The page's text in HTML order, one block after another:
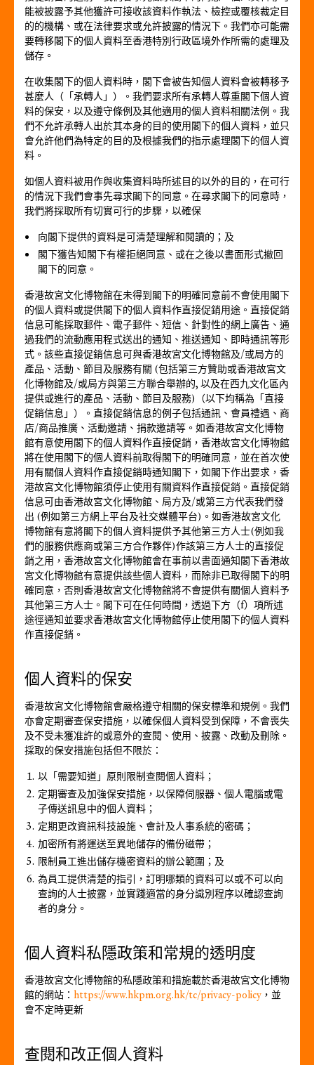
能被披露予其他獲許可接收該資料作執法、檢控或覆核裁定目
的的機構、或在法律要求或允許披露的情況下。我們亦可能需
要轉移閣下的個人資料至香港特別行政區境外作所需的處理及
儲存。
在收集閣下的個人資料時，閣下會被告知個人資料會被轉移予
甚麼人（「承轉人」）。我們要求所有承轉人尊重閣下個人資
料的保安，以及遵守條例及其他適用的個人資料相關法例。我
們不允許承轉人出於其本身的目的使用閣下的個人資料，並只
會允許他們為特定的目的及根據我們的指示處理閣下的個人資
料。
如個人資料被用作與收集資料時所述目的以外的目的，在可行
的情況下我們會事先尋求閣下的同意。在尋求閣下的同意時，
我們將採取所有切實可行的步驟，以確保
向閣下提供的資料是可清楚理解和閱讀的；及
閣下獲告知閣下有權拒絕同意、或在之後以書面形式撤回
閣下的同意。
香港故宮文化博物館在未得到閣下的明確同意前不會使用閣下
的個人資料或提供閣下的個人資料作直接促銷用途。直接促銷
信息可能採取郵件、電子郵件、短信、針對性的網上廣告、通
過我們的流動應用程式送出的通知、推送通知、即時通訊等形
式。該些直接促銷信息可與香港故宮文化博物館及/或局方的
產品、活動、節目及服務有關 (包括第三方贊助或香港故宮文
化博物館及/或局方與第三方聯合舉辦的, 以及在西九文化區內
提供或進行的產品、活動、節目及服務)（以下均稱為「直接
促銷信息」）。直接促銷信息的例子包括通訊、會員禮遇、商
店/商品推廣、活動邀請、捐款邀請等。如香港故宮文化博物
館有意使用閣下的個人資料作直接促銷，香港故宮文化博物館
將在使用閣下的個人資料前取得閣下的明確同意，並在首次使
用有關個人資料作直接促銷時通知閣下，如閣下作出要求，香
港故宮文化博物館須停止使用有關資料作直接促銷。直接促銷
信息可由香港故宮文化博物館、局方及/或第三方代表我們發
出 (例如第三方網上平台及社交媒體平台)。如香港故宮文化
博物館有意將閣下的個人資料提供予其他第三方人士(例如我
們的服務供應商或第三方合作夥伴)作該第三方人士的直接促
銷之用，香港故宮文化博物館會在事前以書面通知閣下香港故
宮文化博物館有意提供該些個人資料，而除非已取得閣下的明
確同意，否則香港故宮文化博物館將不會提供有關個人資料予
其他第三方人士。閣下可在任何時間，透過下方（f）項所述
途徑通知並要求香港故宮文化博物館停止使用閣下的個人資料
作直接促銷。
個人資料的保安
香港故宮文化博物館會嚴格遵守相關的保安標準和規例。我們
亦會定期審查保安措施，以確保個人資料受到保障，不會喪失
及不受未獲准許的或意外的查閱、使用、披露、改動及刪除。
採取的保安措施包括但不限於：
以「需要知道」原則限制查閱個人資料；
定期審查及加強保安措施，以保障伺服器、個人電腦或電
子傳送訊息中的個人資料；
定期更改資訊科技設施、會計及人事系統的密碼；
加密所有將運送至異地儲存的備份磁帶；
限制員工進出儲存機密資料的辦公範圍；及
為員工提供清楚的指引，訂明哪類的資料可以或不可以向
查詢的人士披露，並實踐適當的身分識別程序以確認查詢
者的身分。
個人資料私隱政策和常規的透明度
香港故宮文化博物館的私隱政策和措施載於香港故宮文化博物
館的網站： https://www.hkpm.org.hk/tc/privacy-policy ，並
會不定時更新
查閱和改正個人資料